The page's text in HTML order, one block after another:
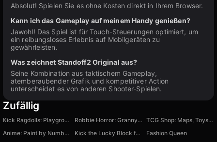
Absolut! Spielen Sie es ohne Kosten direkt in Ihrem Browser.
Kann ich das Gameplay auf meinem Handy genießen?
Jawohl! Das Spiel ist für Touch-Steuerungen optimiert, um
ein reibungsloses Erlebnis auf Mobilgeräten zu
gewährleisten.
Was zeichnet Standoff2 Original aus?
Seine Kombination aus taktischem Gameplay,
atemberaubender Grafik und kompetitiver Action
unterscheidet es von anderen Shooter-Spielen.
Zufällig
Kick Ragdolls: Playground Robbie Horror: Granny in Backrooms
TCG Shop: Maps, Toys and Comics
Anime: Paint by Numbers
Kick the Lucky Block for Brainrot Memes
Fashion Queen